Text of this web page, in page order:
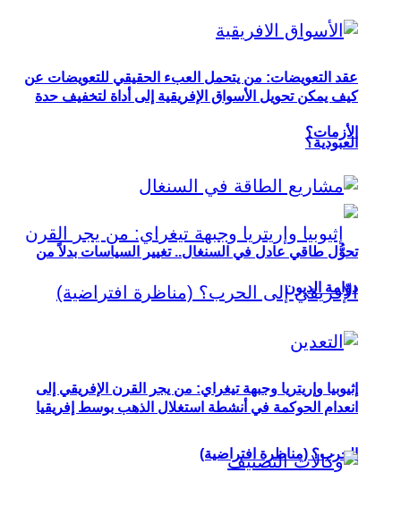
عقد التعويضات: من يتحمل العبء الحقيقي للتعويضات عن
العبودية؟
إثيوبيا وإريتريا وجبهة تيغراي: من يجر القرن الإفريقي إلى
الحرب؟ (مناظرة افتراضية)
كيف يمكن تحويل الأسواق الإفريقية إلى أداة لتخفيف حدة
الأزمات؟
تحوُّل طاقي عادل في السنغال.. تغيير السياسات بدلاً من
دوّامة الديون
انعدام الحوكمة في أنشطة استغلال الذهب بوسط إفريقيا